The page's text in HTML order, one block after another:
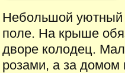
Небольшой уютный
поле. На крыше
дворе колодец.
розами, а за домом